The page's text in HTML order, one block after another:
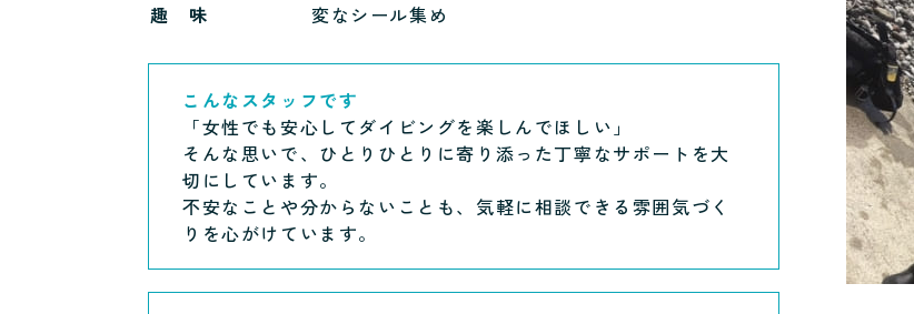
趣 味
変なシール集め
こんなスタッフです
「女性でも安心してダイビングを楽しんでほしい」
そんな思いで、ひとりひとりに寄り添った丁寧なサポートを大
切にしています。
不安なことや分からないことも、気軽に相談できる雰囲気づく
りを心がけています。